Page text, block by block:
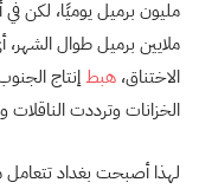
الاختناق، هبط
الخزانات وترددت الناقلات